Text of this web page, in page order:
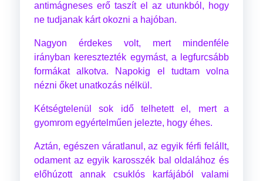
antimágneses erő taszít el az utunkból, hogy
ne tudjanak kárt okozni a hajóban.
Nagyon érdekes volt, mert mindenféle
irányban keresztezték egymást, a legfurcsább
formákat alkotva. Napokig el tudtam volna
nézni őket unatkozás nélkül.
Kétségtelenül sok idő telhetett el, mert a
gyomrom egyértelműen jelezte, hogy éhes.
Aztán, egészen váratlanul, az egyik férfi felállt,
odament az egyik karosszék bal oldalához és
előhúzott annak csuklós karfájából valami